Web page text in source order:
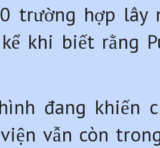
trường hợp lây
khi biết rằng
đang khiến
vẫn còn